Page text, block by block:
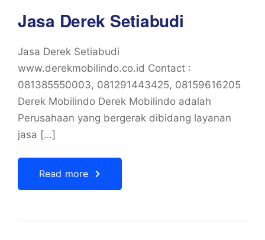
Jasa Derek Setiabudi
Jasa Derek Setiabudi
www.derekmobilindo.co.id Contact :
081385550003, 081291443425, 08159616205
Derek Mobilindo Derek Mobilindo adalah
Perusahaan yang bergerak dibidang layanan
jasa […]
Read more